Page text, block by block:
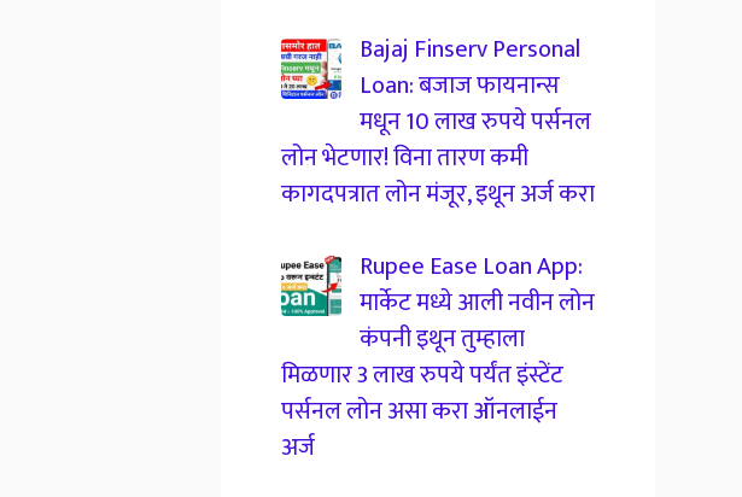
Bajaj Finserv Personal
Loan: बजाज फायनान्स
मधून 10 लाख रुपये पर्सनल
लोन भेटणार! विना तारण कमी
कागदपत्रात लोन मंजूर, इथून अर्ज करा
Rupee Ease Loan App:
मार्केट मध्ये आली नवीन लोन
कंपनी इथून तुम्हाला
मिळणार 3 लाख रुपये पर्यंत इंस्टेंट
पर्सनल लोन असा करा ऑनलाईन
अर्ज